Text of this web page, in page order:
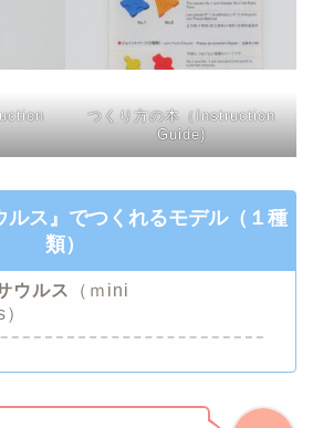
つくり方の本（Instruction
Guide)
ス』 でつくれるモデル（１種
類）
ウルス
（ｍini